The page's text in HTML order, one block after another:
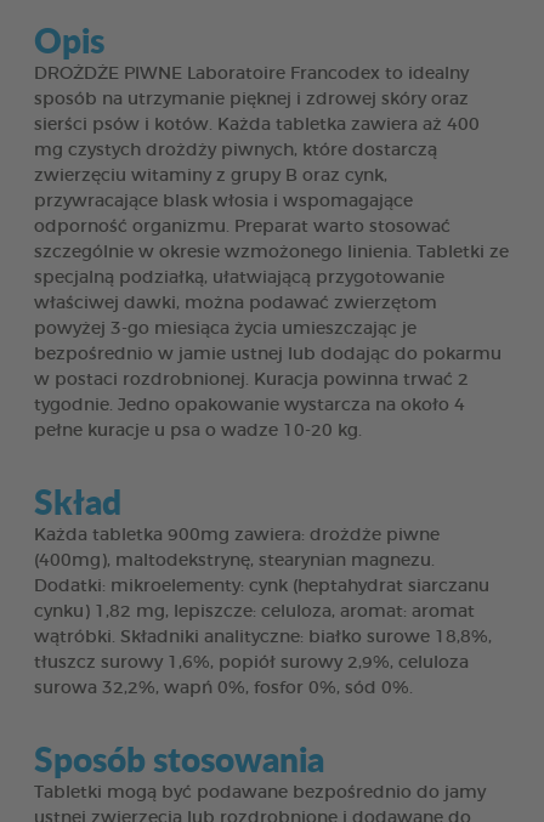
Opis
DROŻDŻE PIWNE Laboratoire Francodex to idealny
sposób na utrzymanie pięknej i zdrowej skóry oraz
sierści psów i kotów. Każda tabletka zawiera aż 400
mg czystych drożdży piwnych, które dostarczą
zwierzęciu witaminy z grupy B oraz cynk,
przywracające blask włosia i wspomagające
odporność organizmu. Preparat warto stosować
szczególnie w okresie wzmożonego linienia. Tabletki ze
specjalną podziałką, ułatwiającą przygotowanie
właściwej dawki, można podawać zwierzętom
powyżej 3-go miesiąca życia umieszczając je
bezpośrednio w jamie ustnej lub dodając do pokarmu
w postaci rozdrobnionej. Kuracja powinna trwać 2
tygodnie. Jedno opakowanie wystarcza na około 4
pełne kuracje u psa o wadze 10-20 kg.
Skład
Każda tabletka 900mg zawiera: drożdże piwne
(400mg), maltodekstrynę, stearynian magnezu.
Dodatki: mikroelementy: cynk (heptahydrat siarczanu
cynku) 1,82 mg, lepiszcze: celuloza, aromat: aromat
wątróbki. Składniki analityczne: białko surowe 18,8%,
tłuszcz surowy 1,6%, popiół surowy 2,9%, celuloza
surowa 32,2%, wapń 0%, fosfor 0%, sód 0%.
Sposób stosowania
Tabletki mogą być podawane bezpośrednio do jamy
ustnej zwierzęcia lub rozdrobnione i dodawane do